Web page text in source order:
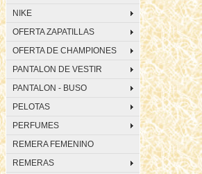
NIKE
OFERTA ZAPATILLAS
OFERTA DE CHAMPIONES
PANTALON DE VESTIR
PANTALON - BUSO
PELOTAS
PERFUMES
REMERA FEMENINO
REMERAS